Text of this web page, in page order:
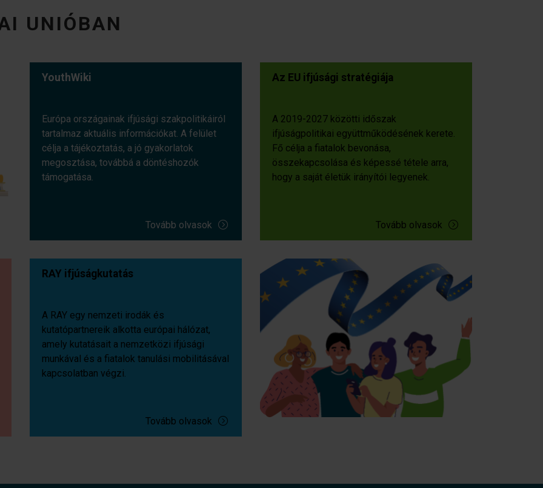
UNIÓBAN
YouthWiki
Európa országainak ifjúsági szakpolitikáiról
tartalmaz aktuális információkat. A felület
célja a tájékoztatás, a jó gyakorlatok
megosztása, továbbá a döntéshozók
támogatása.
Tovább olvasok
Az EU ifjúsági stratégiája
A 2019-2027 közötti időszak
ifjúságpolitikai együttműködésének kerete.
Fő célja a fiatalok bevonása,
összekapcsolása és képessé tétele arra,
hogy a saját életük irányítói legyenek.
Tovább olvasok
RAY ifjúságkutatás
A RAY egy nemzeti irodák és
kutatópartnereik alkotta európai hálózat,
amely kutatásait a nemzetközi ifjúsági
munkával és a fiatalok tanulási mobilitásával
kapcsolatban végzi.
Tovább olvasok